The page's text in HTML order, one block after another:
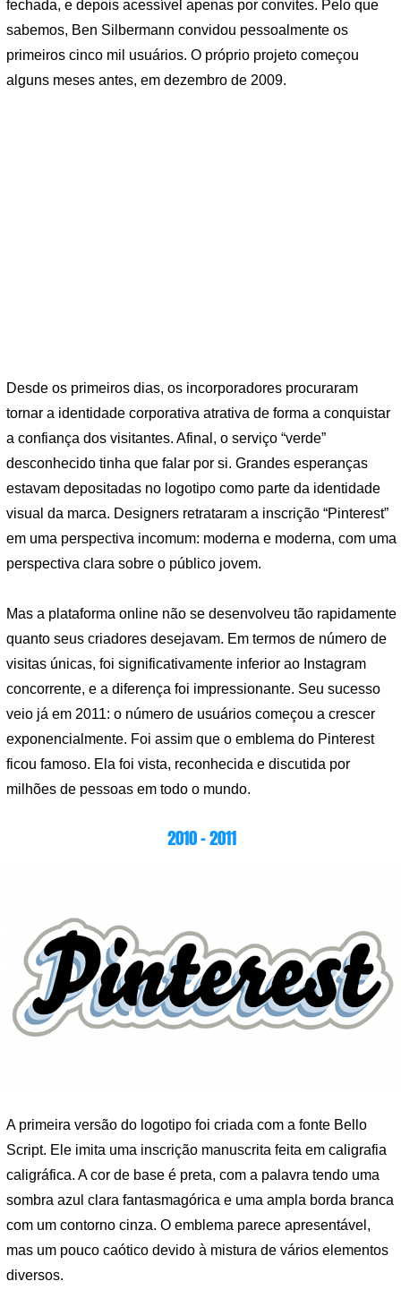
fechada, e depois acessível apenas por convites. Pelo que
sabemos, Ben Silbermann convidou pessoalmente os
primeiros cinco mil usuários. O próprio projeto começou
alguns meses antes, em dezembro de 2009.
Desde os primeiros dias, os incorporadores procuraram
tornar a identidade corporativa atrativa de forma a conquistar
a confiança dos visitantes. Afinal, o serviço “verde”
desconhecido tinha que falar por si. Grandes esperanças
estavam depositadas no logotipo como parte da identidade
visual da marca. Designers retrataram a inscrição “Pinterest”
em uma perspectiva incomum: moderna e moderna, com uma
perspectiva clara sobre o público jovem.
Mas a plataforma online não se desenvolveu tão rapidamente
quanto seus criadores desejavam. Em termos de número de
visitas únicas, foi significativamente inferior ao Instagram
concorrente, e a diferença foi impressionante. Seu sucesso
veio já em 2011: o número de usuários começou a crescer
exponencialmente. Foi assim que o emblema do Pinterest
ficou famoso. Ela foi vista, reconhecida e discutida por
milhões de pessoas em todo o mundo.
2010 – 2011
A primeira versão do logotipo foi criada com a fonte Bello
Script. Ele imita uma inscrição manuscrita feita em caligrafia
caligráfica. A cor de base é preta, com a palavra tendo uma
sombra azul clara fantasmagórica e uma ampla borda branca
com um contorno cinza. O emblema parece apresentável,
mas um pouco caótico devido à mistura de vários elementos
diversos.